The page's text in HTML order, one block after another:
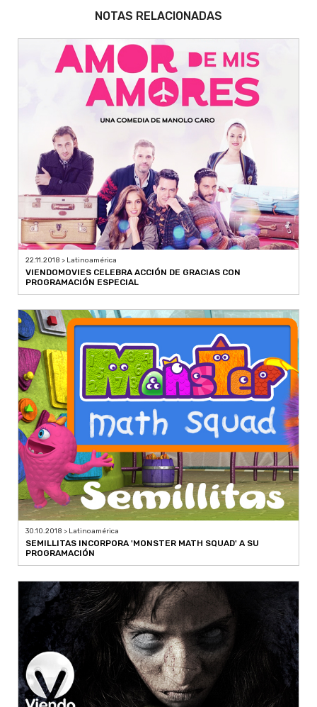
NOTAS RELACIONADAS
22.11.2018 > Latinoamérica
VIENDOMOVIES CELEBRA ACCIÓN DE GRACIAS CON
PROGRAMACIÓN ESPECIAL
30.10.2018 > Latinoamérica
SEMILLITAS INCORPORA 'MONSTER MATH SQUAD' A SU
PROGRAMACIÓN